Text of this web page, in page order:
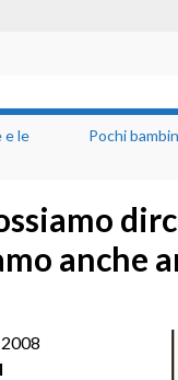
e le
Pochi
anche